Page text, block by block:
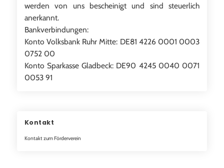
werden von uns bescheinigt und sind steuerlich
anerkannt.
Bankverbindungen:
Konto Volksbank Ruhr Mitte: DE81 4226 0001 0003
0752 00
Konto Sparkasse Gladbeck: DE90 4245 0040 0071
0053 91
Kontakt
Kontakt zum Förderverein